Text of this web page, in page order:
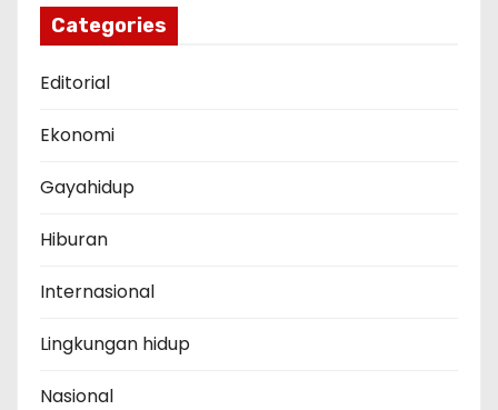
Categories
Editorial
Ekonomi
Gayahidup
Hiburan
Internasional
Lingkungan hidup
Nasional